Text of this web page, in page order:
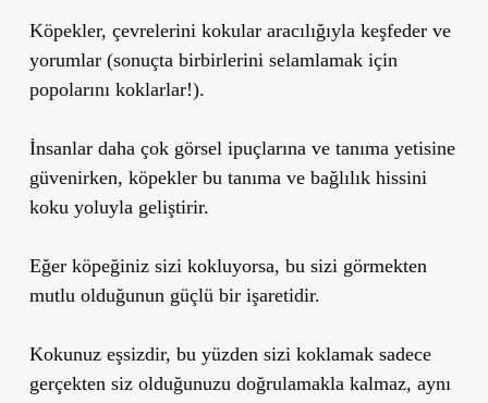
Köpekler, çevrelerini kokular aracılığıyla keşfeder ve
yorumlar(sonuçta birbirlerini selamlamak için
popolarını koklarlar!).
İnsanlar daha çok görsel ipuçlarına ve tanıma yetisine
güvenirken, köpekler bu tanıma ve bağlılık hissini
koku yoluyla geliştirir.
Eğer köpeğiniz sizi kokluyorsa, bu sizi görmekten
mutlu olduğunun güçlü bir işaretidir.
Kokunuz eşsizdir, bu yüzden sizi koklamak sadece
gerçekten siz olduğunuzu doğrulamakla kalmaz, aynı